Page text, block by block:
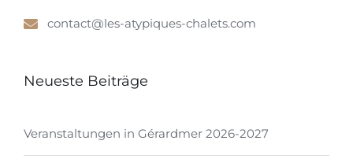
contact@les-atypiques-chalets.com
Neueste Beiträge
Veranstaltungen in Gérardmer 2026-2027